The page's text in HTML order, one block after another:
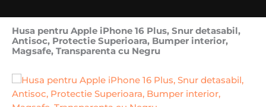
Husa pentru Apple iPhone 16 Plus, Snur detasabil,
Antisoc, Protectie Superioara, Bumper interior,
Magsafe, Transparenta cu Negru